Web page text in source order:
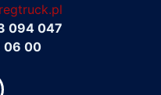
094 047
06 00